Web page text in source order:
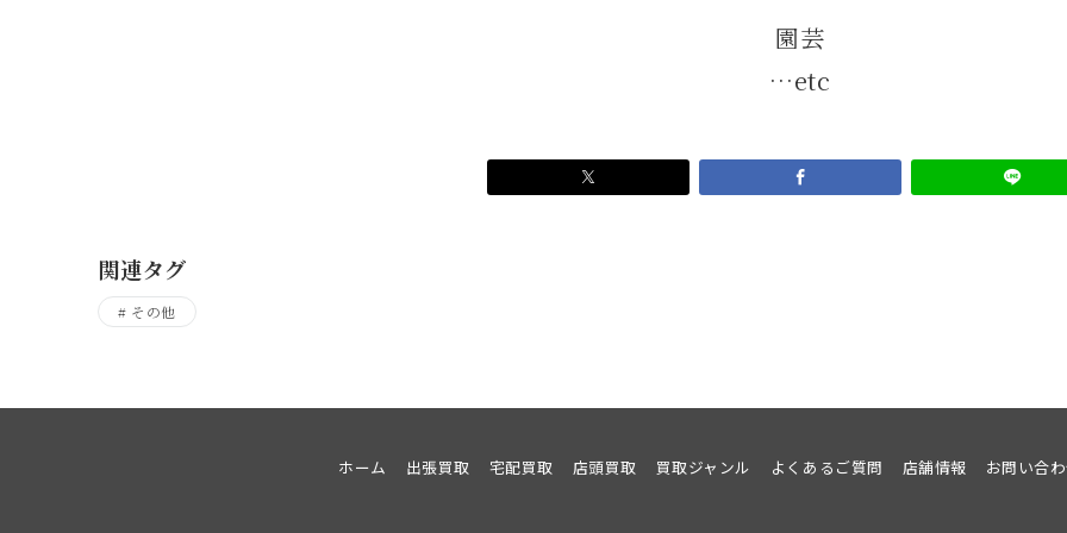
園芸
…etc
関連タグ
その他
ホーム 出張買取 宅配買取 店頭買取 買取ジャンル よくあるご質問 店舗情報 お問い合